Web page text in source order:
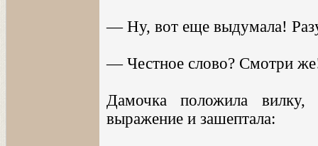
— Ну, вот еще выдумала!
— Честное слово? Смотри
Дамочка положила вилку,
выражение и зашептала: